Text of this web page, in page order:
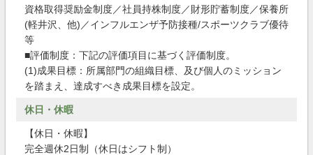
資格取得奨励金制度／社員持株制度／財形貯蓄制度／保養所
(軽井沢、他)／インフルエンザ予防接種/スポーツクラブ優待
等
■評価制度：下記の評価項目に基づく評価制度。
(1)成果目標：所属部門の組織目標、及び個人のミッション
を踏まえ、達成すべき成果目標を設定。
休日・休暇
【休日・休暇】
完全週休2日制（休日はシフト制）